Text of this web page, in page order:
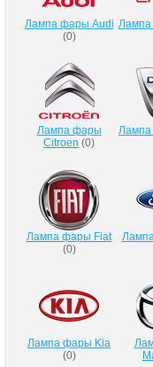
Лампа фары Audi
(0)
Лампа фары
Citroen (0)
Лампа фары Fiat
(0)
Лампа фары Kia
(0)